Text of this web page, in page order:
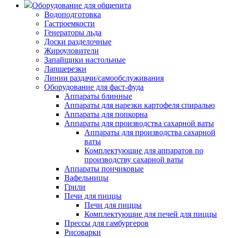
Оборудование для общепита
Водоподготовка
Гастроемкости
Генераторы льда
Доски разделочные
Жироуловители
Запайщики настольные
Лапшерезки
Линии раздачи/самообслуживания
Оборудование для фаст-фуда
Аппараты блинные
Аппараты для нарезки картофеля спиралью
Аппараты для попкорна
Аппараты для производства сахарной ваты
Аппараты для производства сахарной
ваты
Комплектующие для аппаратов по
производству сахарной ваты
Аппараты пончиковые
Вафельницы
Грили
Печи для пиццы
Печи для пиццы
Комплектующие для печей для пиццы
Прессы для гамбургеров
Рисоварки